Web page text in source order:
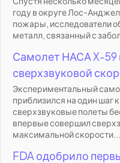
году в округе Лос-
пожары, исследователи
металл, связанный с
Самолет НАСА X-59
сверхзвуковой
Экспериментальный
приблизился на один шаг
сверхзвуковые полеты
впервые совершил
максимальной скорости...
FDA одобрило